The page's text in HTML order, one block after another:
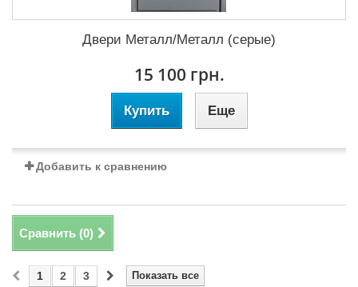
Двери Металл/Металл (серые)
15 100 грн.
Купить Еще
Добавить к сравнению
Сравнить (0)
Показать все
1 2 3